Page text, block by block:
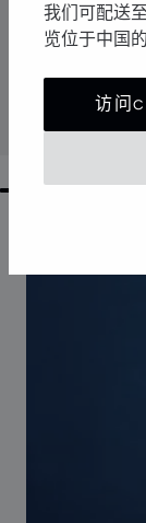
我们可配送
览位于中国
访问
HERITAGE大号
绿色/蓝色小牛皮